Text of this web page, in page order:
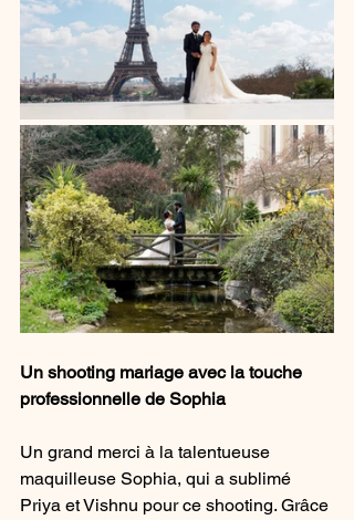
Un shooting mariage avec la touche
professionnelle de Sophia
Un grand merci à la talentueuse
maquilleuse Sophia, qui a sublimé
Priya et Vishnu pour ce shooting. Grâce